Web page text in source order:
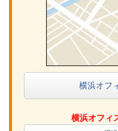
横浜オフ
横浜オフィ